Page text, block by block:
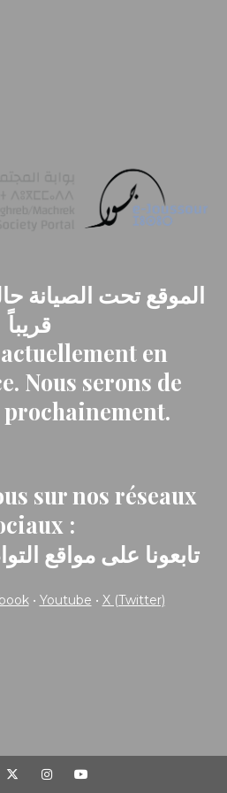
الموقع تحت الصيانة
قريباً
en
Nous serons de
sur nos réseaux
:
: تابعونا على مواقع
• Youtube • X (Twitter)